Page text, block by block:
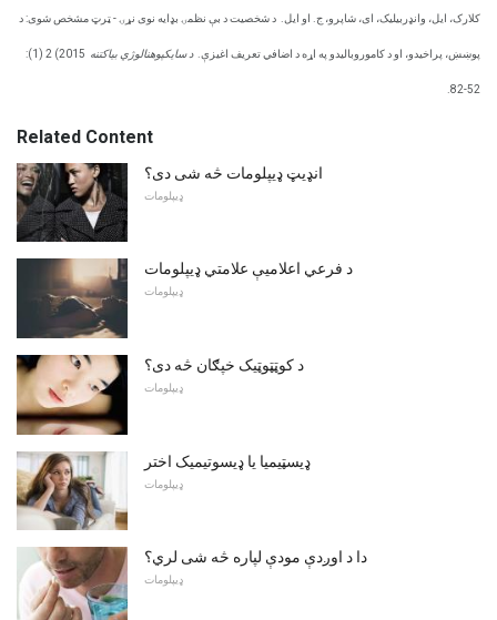
کلارک، ایل، وانډربیلیک، ای، شاپرو، ج. او ایل. د شخصیت د بې نظمۍ بډایه نوی نړۍ - ټرټ مشخص شوی: د
پوښښ، پراخیدو، او د کاموروبالیدو په اړه د اضافي تعریف اغیزې. د سایکپوهنالوژي بیاکتنه 2015) 2 (1):
52-82.
Related Content
انډیټ ډیپلومات څه شی دی؟
ډیپلومات
د فرعي اعلامیې علامتي ډیپلومات
ډیپلومات
د کوټټوټیک خپګان څه دی؟
ډیپلومات
ډیسټیمیا یا ډیسوتیمیک اختر
ډیپلومات
دا د اوږدې مودې لپاره څه شی لري؟
ډیپلومات